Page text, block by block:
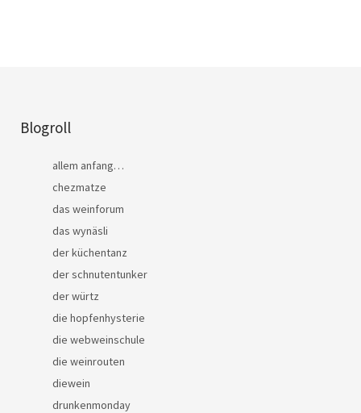
Blogroll
allem anfang…
chezmatze
das weinforum
das wynäsli
der küchentanz
der schnutentunker
der würtz
die hopfenhysterie
die webweinschule
die weinrouten
diewein
drunkenmonday